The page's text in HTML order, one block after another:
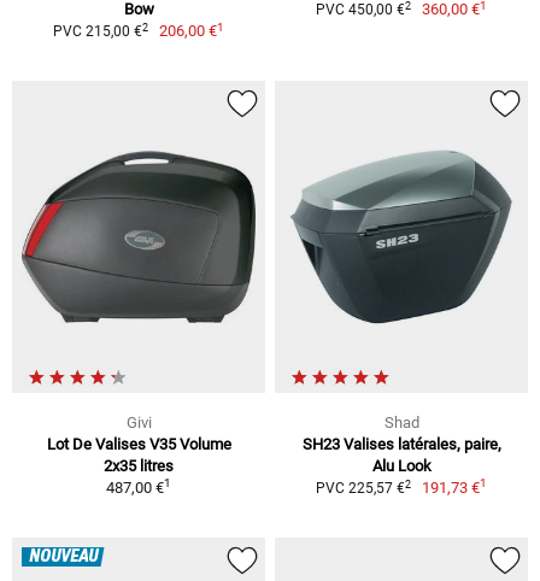
Bow
PVC 215,00 €2 206,00 €1
PVC 450,00 €2 360,00 €1
Givi
Lot De Valises V35 Volume
2x35 litres
487,00 €1
Shad
SH23 Valises latérales, paire,
Alu Look
PVC 225,57 €2 191,73 €1
NOUVEAU